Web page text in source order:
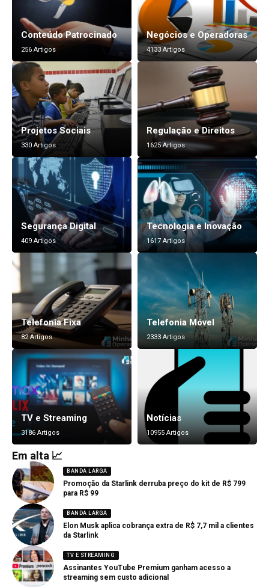
Conteúdo Patrocinado
256 Artigos
Negócios e Operadoras
4133 Artigos
Projetos Sociais
330 Artigos
Regulação e Direitos
1625 Artigos
Segurança Digital
409 Artigos
Tecnologia e Inovação
1617 Artigos
Telefonia Fixa
82 Artigos
Telefonia Móvel
2333 Artigos
TV e Streaming
3186 Artigos
Notícias
10955 Artigos
Em alta 📈
BANDA LARGA
Promoção da Starlink derruba preço do kit de R$ 799
para R$ 99
BANDA LARGA
Elon Musk aplica cobrança extra de R$ 7,7 mil a clientes
da Starlink
TV E STREAMING
Assinantes YouTube Premium ganham acesso a
streaming sem custo adicional